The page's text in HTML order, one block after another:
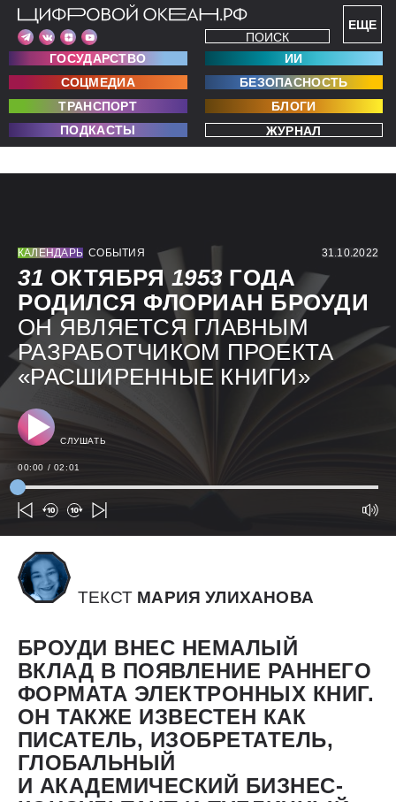
ЕЩЕ
ПОИСК
ГОСУДАРСТВО
ИИ
СОЦМЕДИА
БЕЗОПАСНОСТЬ
ТРАНСПОРТ
БЛОГИ
ПОДКАСТЫ
ЖУРНАЛ
КАЛЕНДАРЬ СОБЫТИЯ 31.10.2022
31 ОКТЯБРЯ 1953 ГОДА
РОДИЛСЯ ФЛОРИАН БРОУДИ
ОН ЯВЛЯЕТСЯ ГЛАВНЫМ
РАЗРАБОТЧИКОМ ПРОЕКТА
«РАСШИРЕННЫЕ КНИГИ»
СЛУШАТЬ
00:00 / 02:01
ТЕКСТ МАРИЯ УЛИХАНОВА
БРОУДИ ВНЕС НЕМАЛЫЙ
ВКЛАД В ПОЯВЛЕНИЕ РАННЕГО
ФОРМАТА ЭЛЕКТРОННЫХ КНИГ.
ОН ТАКЖЕ ИЗВЕСТЕН КАК
ПИСАТЕЛЬ, ИЗОБРЕТАТЕЛЬ,
ГЛОБАЛЬНЫЙ
И АКАДЕМИЧЕСКИЙ БИЗНЕС-